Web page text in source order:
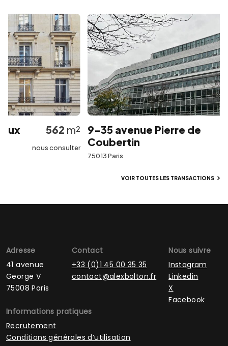
562m²
nous consulter
9-35 avenue Pierre de
Coubertin
75013 Paris
VOIR TOUTES LES TRANSACTIONS
Adresse
41 avenue
George V
75008 Paris
Contact
+33 (0)1 45 00 35 35
contact@alexbolton.fr
Nous suivre
Instagram
Linkedin
X
Facebook
Informations pratiques
Recrutement
Conditions générales d’utilisation